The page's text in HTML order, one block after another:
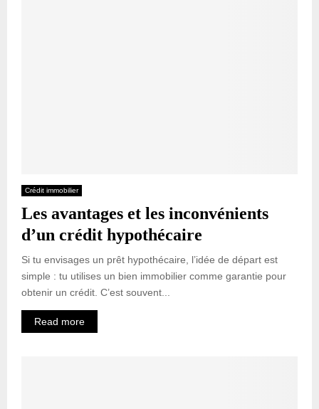
Crédit immobilier
Les avantages et les inconvénients
d’un crédit hypothécaire
Si tu envisages un prêt hypothécaire, l’idée de départ est
simple : tu utilises un bien immobilier comme garantie pour
obtenir un crédit. C’est souvent...
Read more